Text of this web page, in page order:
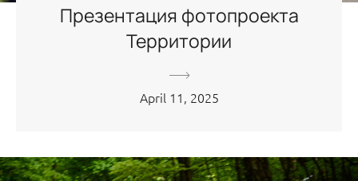
Презентация фотопроекта
Территории
April 11, 2025